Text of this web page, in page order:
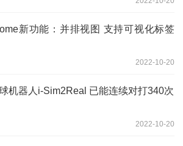
新功能：并排视图 支持可视化标签
2022-10-20
机器人i-Sim2Real 已能连续对打340次
2022-10-20